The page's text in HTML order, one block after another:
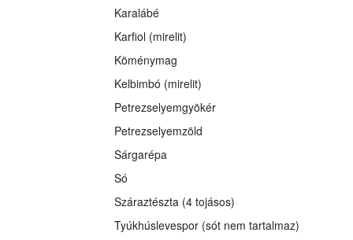
Karalábé
Karfiol (mirelit)
Köménymag
Kelbimbó (mirelit)
Petrezselyemgyökér
Petrezselyemzöld
Sárgarépa
Só
Száraztészta (4 tojásos)
Tyúkhúslevespor (sót nem tartalmaz)